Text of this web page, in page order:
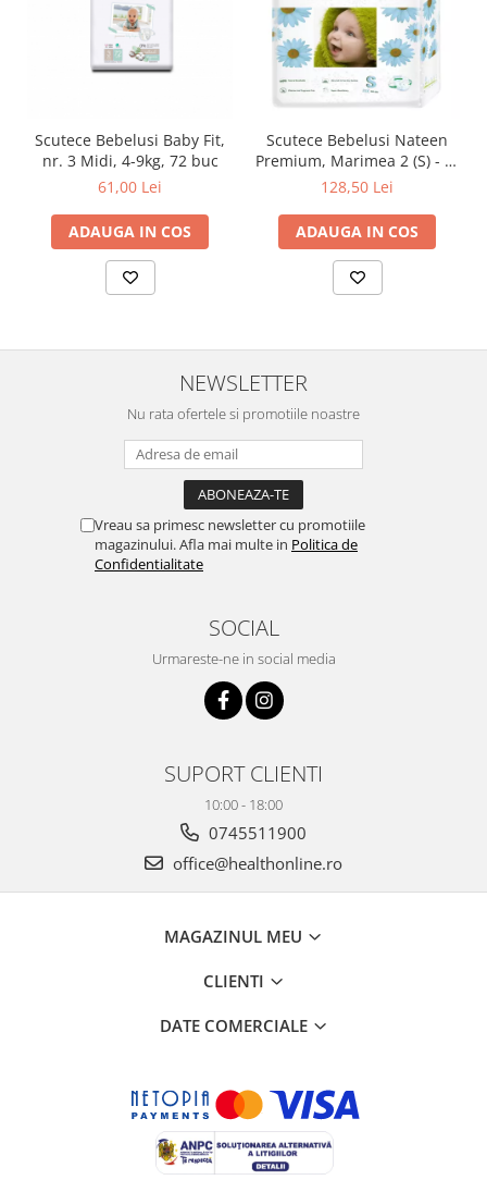
Scutece Bebelusi Baby Fit,
nr. 3 Midi, 4-9kg, 72 buc
61,00 Lei
ADAUGA IN COS
Scutece Bebelusi Nateen
Premium, Marimea 2 (S) - 3-
6kg, 80buc.
128,50 Lei
ADAUGA IN COS
NEWSLETTER
Nu rata ofertele si promotiile noastre
Vreau sa primesc newsletter cu promotiile
magazinului. Afla mai multe in Politica de
Confidentialitate
SOCIAL
Urmareste-ne in social media
SUPORT CLIENTI
10:00 - 18:00
0745511900
office@healthonline.ro
MAGAZINUL MEU
CLIENTI
DATE COMERCIALE